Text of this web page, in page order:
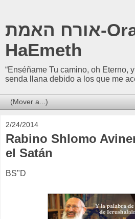
אורח האמת-Oraj
HaEmeth
“Enséñame Tu camino, oh Eterno,
senda llana debido a los que me
2/24/2014
Rabino Shlomo
el Satán
BS"D